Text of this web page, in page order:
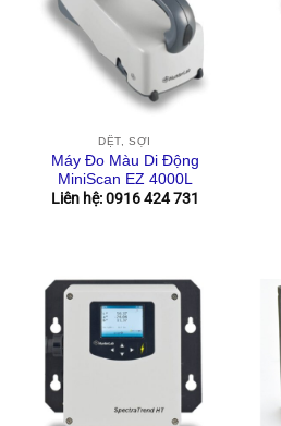
DỆT, SỢI
Máy Đo Màu Di Động
MiniScan EZ 4000L
Liên hệ: 0916 424 731